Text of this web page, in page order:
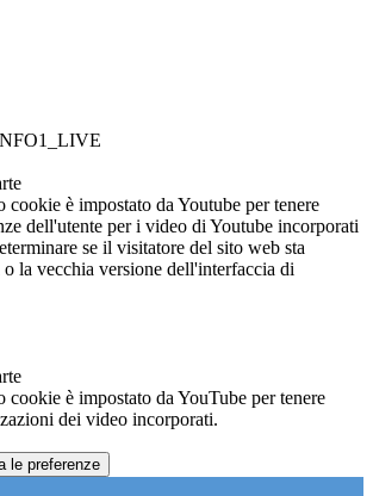
cookie è impostato da Youtube per tenere
dell'utente per i video di Youtube incorporati
se il visitatore del sito web sta
la vecchia versione dell'interfaccia di
cookie è impostato da YouTube per tenere
dei video incorporati.
le preferenze